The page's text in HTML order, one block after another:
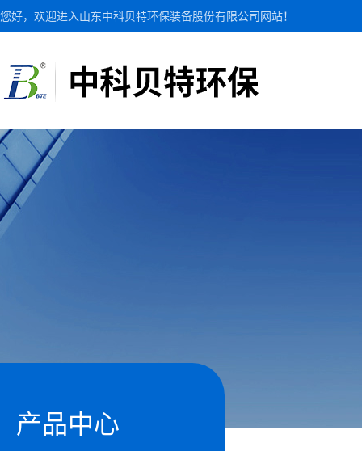
您好，欢迎进入山东中科贝特环保装备股份有限公司网站！
产品中心